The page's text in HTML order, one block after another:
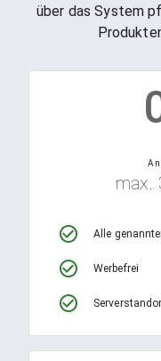
über das System
max.
Alle
Werbefrei